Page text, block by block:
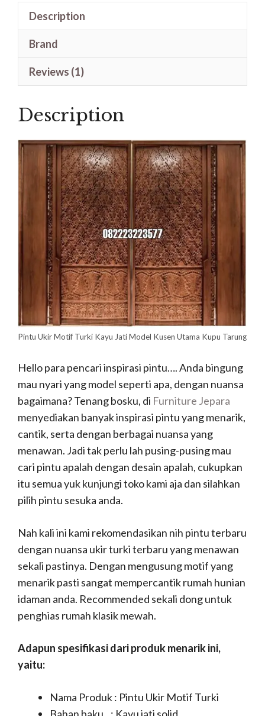
Utama
Tarung
Description
Brand
Reviews (1)
Description
Pintu Ukir Motif Turki Kayu Jati Model Kusen Utama Kupu Tarung
Hello para pencari inspirasi pintu…. Anda bingung
mau nyari yang model seperti apa, dengan nuansa
bagaimana? Tenang bosku, di Furniture Jepara
menyediakan banyak inspirasi pintu yang menarik,
cantik, serta dengan berbagai nuansa yang
menawan. Jadi tak perlu lah pusing-pusing mau
cari pintu apalah dengan desain apalah, cukupkan
itu semua yuk kunjungi toko kami aja dan silahkan
pilih pintu sesuka anda.
Nah kali ini kami rekomendasikan nih pintu terbaru
dengan nuansa ukir turki terbaru yang menawan
sekali pastinya. Dengan mengusung motif yang
menarik pasti sangat mempercantik rumah hunian
idaman anda. Recommended sekali dong untuk
penghias rumah klasik mewah.
Adapun spesifikasi dari produk menarik ini,
yaitu:
Nama Produk : Pintu Ukir Motif Turki